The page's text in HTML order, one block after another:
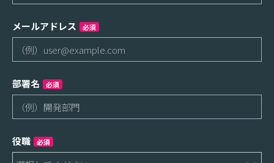
メールアドレス 必須
部署名 必須
役職 必須